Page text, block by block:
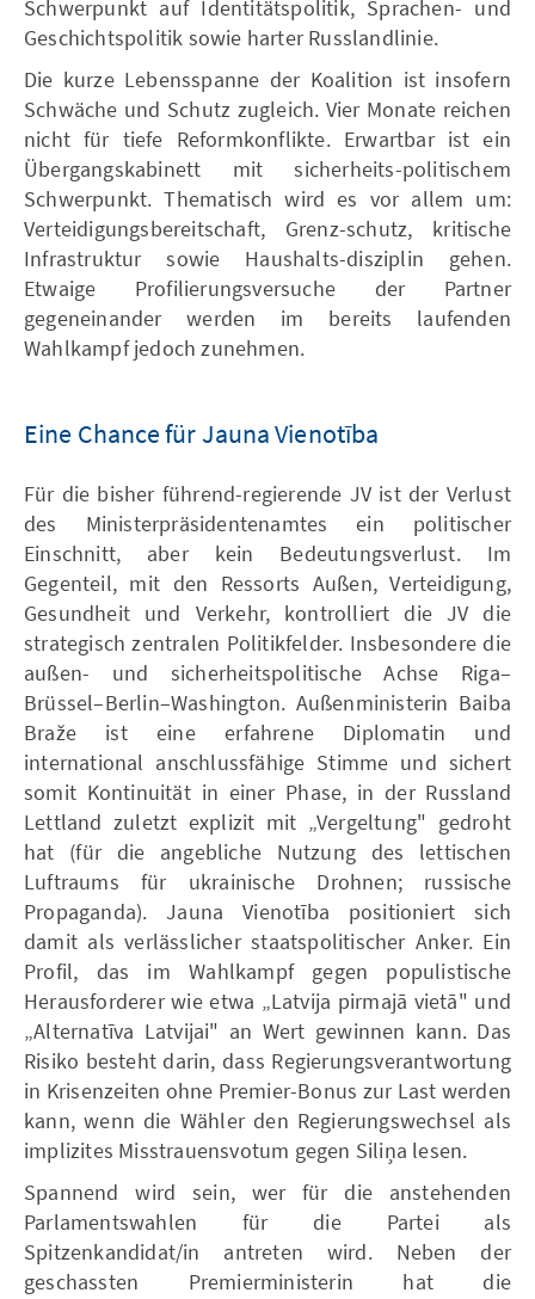
Schwerpunkt auf Identitätspolitik, Sprachen- und
Geschichtspolitik sowie harter Russlandlinie.
Die kurze Lebensspanne der Koalition ist insofern
Schwäche und Schutz zugleich. Vier Monate reichen
nicht für tiefe Reformkonflikte. Erwartbar ist ein
Übergangskabinett mit sicherheits-politischem
Schwerpunkt. Thematisch wird es vor allem um:
Verteidigungsbereitschaft, Grenz-schutz, kritische
Infrastruktur sowie Haushalts-disziplin gehen.
Etwaige Profilierungsversuche der Partner
gegeneinander werden im bereits laufenden
Wahlkampf jedoch zunehmen.
Eine Chance für Jauna Vienotība
Für die bisher führend-regierende JV ist der Verlust
des Ministerpräsidentenamtes ein politischer
Einschnitt, aber kein Bedeutungsverlust. Im
Gegenteil, mit den Ressorts Außen, Verteidigung,
Gesundheit und Verkehr, kontrolliert die JV die
strategisch zentralen Politikfelder. Insbesondere die
außen- und sicherheitspolitische Achse Riga–
Brüssel–Berlin–Washington. Außenministerin Baiba
Braže ist eine erfahrene Diplomatin und
international anschlussfähige Stimme und sichert
somit Kontinuität in einer Phase, in der Russland
Lettland zuletzt explizit mit „Vergeltung" gedroht
hat (für die angebliche Nutzung des lettischen
Luftraums für ukrainische Drohnen; russische
Propaganda). Jauna Vienotība positioniert sich
damit als verlässlicher staatspolitischer Anker. Ein
Profil, das im Wahlkampf gegen populistische
Herausforderer wie etwa „Latvija pirmajā vietā" und
„Alternatīva Latvijai" an Wert gewinnen kann. Das
Risiko besteht darin, dass Regierungsverantwortung
in Krisenzeiten ohne Premier-Bonus zur Last werden
kann, wenn die Wähler den Regierungswechsel als
implizites Misstrauensvotum gegen Siliņa lesen.
Spannend wird sein, wer für die anstehenden
Parlamentswahlen für die Partei als
Spitzenkandidat/in antreten wird. Neben der
geschassten Premierministerin hat die